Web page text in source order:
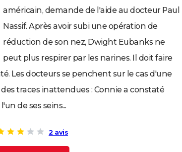
américain, demande de l'aide au docteur Paul
Nassif. Après avoir subi une opération de
réduction de son nez, Dwight Eubanks ne
peut plus respirer par les narines. Il doit faire
Les docteurs se penchent sur le cas d'une
traces inattendues : Connie a constaté
de ses seins...
2 avis